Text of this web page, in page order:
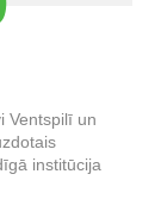
Ventspilī un
institūcija